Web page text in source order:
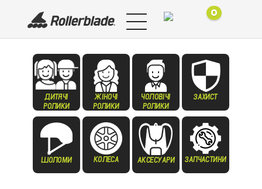
0
ДИТЯЧІ
РОЛИКИ
ЖІНОЧІ
РОЛИКИ
ЧОЛОВІЧІ
РОЛИКИ
ЗАХИСТ
ШОЛОМИ КОЛЕСА АКСЕСУАРИ ЗАПЧАСТИНИ